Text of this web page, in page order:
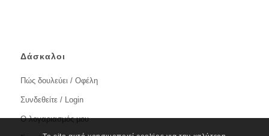
Δάσκαλοι
Πώς δουλεύει / Οφέλη
Συνδεθείτε / Login
Ο λογαριασμός μου